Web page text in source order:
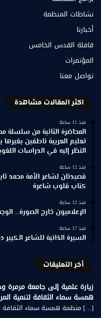
نشاطات المنظمة
أخبارنا
قافلة القدس الخامس
المؤتمرات
تواصل معنا
اكثر المقالات مشاهدة
منذ 11 ساعة
المحاضرة الثانية من سلسلة
تعليم العربية ناطقين
النظر إليه في الدراسات
منذ 12 ساعة
قصيدتان لشاعر الأمة محمد
كتاب قلوب شاعرة
منذ 12 ساعة
الإعلاميون خارج الصورة…
منذ 17 ساعة
السيرة الذاتية للشاعر
أخر التعليقات
همسة سماء الثقافة لتنمية
[…] منظمة همسة سماء الثقافة